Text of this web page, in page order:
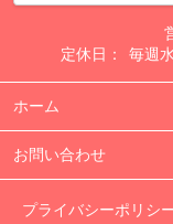
定休日：
毎週
ホーム
お問い合わせ
プライバシーポリシ